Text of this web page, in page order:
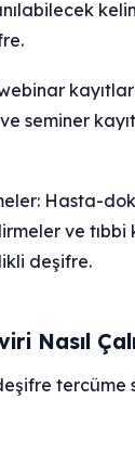
seminer
Hasta-
ve tıbbi
deşifre.
Nasıl